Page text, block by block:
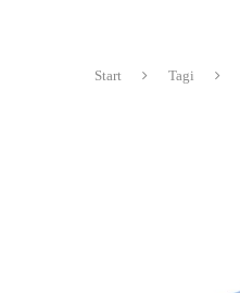
Start Tagi